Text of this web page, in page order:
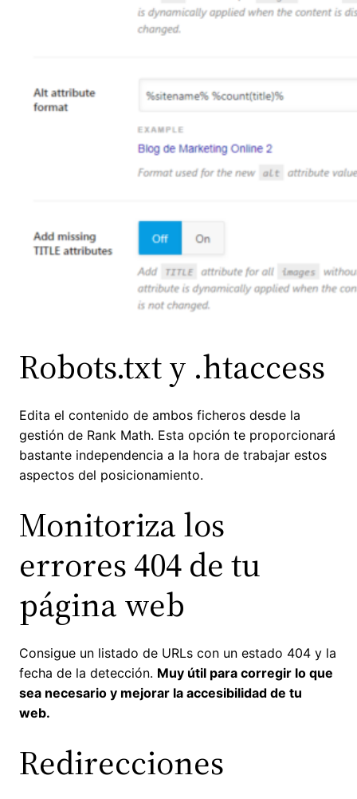
Robots.txt y .htaccess
Edita el contenido de ambos ficheros desde la
gestión de Rank Math. Esta opción te proporcionará
bastante independencia a la hora de trabajar estos
aspectos del posicionamiento.
Monitoriza los
errores 404 de tu
página web
Consigue un listado de URLs con un estado 404 y la
fecha de la detección. Muy útil para corregir lo que
sea necesario y mejorar la accesibilidad de tu
web.
Redirecciones